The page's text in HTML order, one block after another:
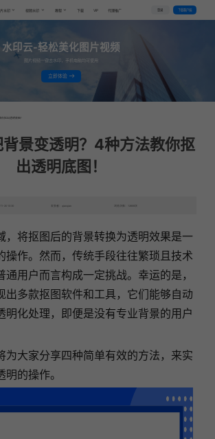
水印 视频水印 教程 下载 VIP 代理推广 登录 下载客户端
水印云-轻松美化图片视频
图片视频一键去水印，手机电脑均可使用
立即体验
抠出透明底图！
景变透明？4种方法教你抠
出透明底图！
20 10:30 发表者：qianqian 浏览次数：12659次
，将抠图后的背景转换为透明效果是一
操作。然而，传统手段往往繁琐且技术
通用户而言构成一定挑战。幸运的是，
出多款抠图软件和工具，它们能够自动
明化处理，即便是没有专业背景的用户
为大家分享四种简单有效的方法，来实
的操作。